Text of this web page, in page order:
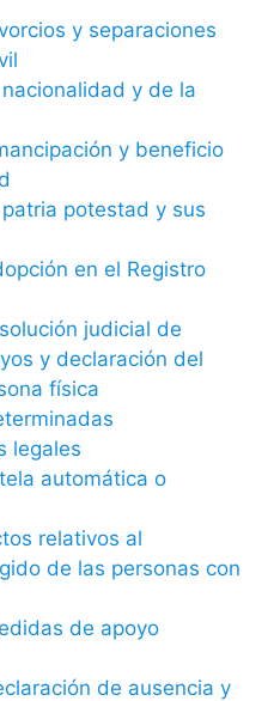
y separaciones
y de la
y beneficio
potestad y sus
en el Registro
judicial de
y declaración del
física
legales
automática o
relativos al
de las personas con
de apoyo
de ausencia y